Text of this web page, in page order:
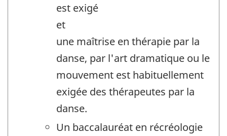
est exigé
et
une maîtrise en thérapie par la
danse, par l'art dramatique ou le
mouvement est habituellement
exigée des thérapeutes par la
danse.
Un baccalauréat en récréologie